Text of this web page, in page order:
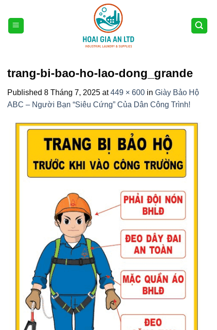
content
trang-bi-bao-ho-lao-dong_grande
Published 8 Tháng 7, 2025 at449 × 600 in Giày Bảo Hộ
ABC – Người Bạn “Siêu Cứng” Của Dân Công Trình!